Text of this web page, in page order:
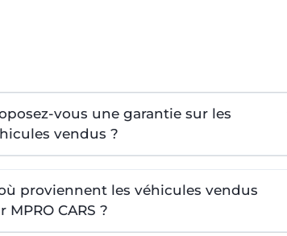
vous une garantie sur les
vendus ?
proviennent les véhicules vendus
MPRO CARS ?